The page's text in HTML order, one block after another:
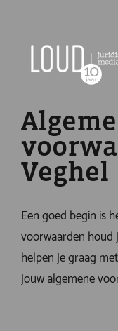
Veghel
Een goed begin is
voorwaarden houd
helpen je graag
jouw algemene